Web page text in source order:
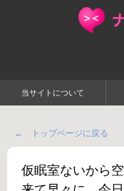
当サイトについて
← トップページに戻る
仮眠室ないから